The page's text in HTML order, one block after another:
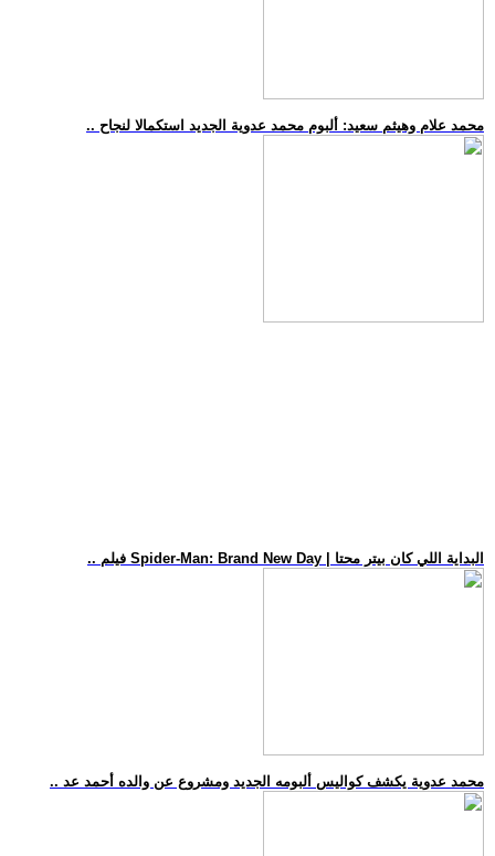
.. محمد علام وهيثم سعيد: ألبوم محمد عدوية الجديد استكمالا لنجاح
.. فيلم Spider-Man: Brand New Day | البداية اللي كان بيتر محتا
.. محمد عدوية يكشف كواليس ألبومه الجديد ومشروع عن والده أحمد عد